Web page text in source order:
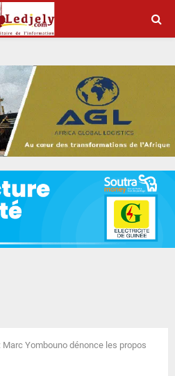
Marc Yombouno dénonce les propos